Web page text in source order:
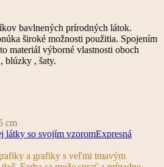
bavlnených prírodných látok.
široké možnosti použitia. Spojením
materiál výborné vlastnosti oboch
blúzky , šaty.
cm
látky so svojím vzoromExpresná
a grafiky s veľmi tmavým